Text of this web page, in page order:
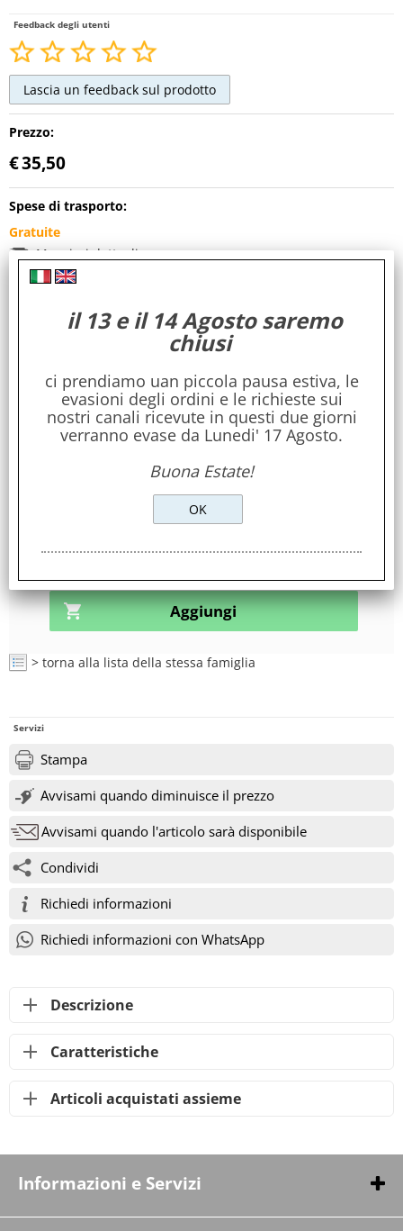
Feedback degli utenti
Prezzo:
€35,50
Spese di trasporto:
Gratuite
Maggiori dettagli
Cod. art.:
20 x 9 x 17
Mosaicato
richiedi l'arrivo nella scheda prodotto!
> torna alla lista della stessa famiglia
Servizi
Stampa
Avvisami quando diminuisce il prezzo
Avvisami quando l'articolo sarà disponibile
Condividi
Richiedi informazioni
Richiedi informazioni con WhatsApp
Descrizione
Caratteristiche
Articoli acquistati assieme
Informazioni e Servizi
il 13 e il 14 Agosto saremo
chiusi
ci prendiamo uan piccola pausa estiva, le
evasioni degli ordini e le richieste sui
nostri canali ricevute in questi due giorni
verranno evase da Lunedi' 17 Agosto.
Buona Estate!